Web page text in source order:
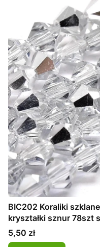
BIC202 Koraliki
kryształki sznur 78szt
Cena
5,50 zł